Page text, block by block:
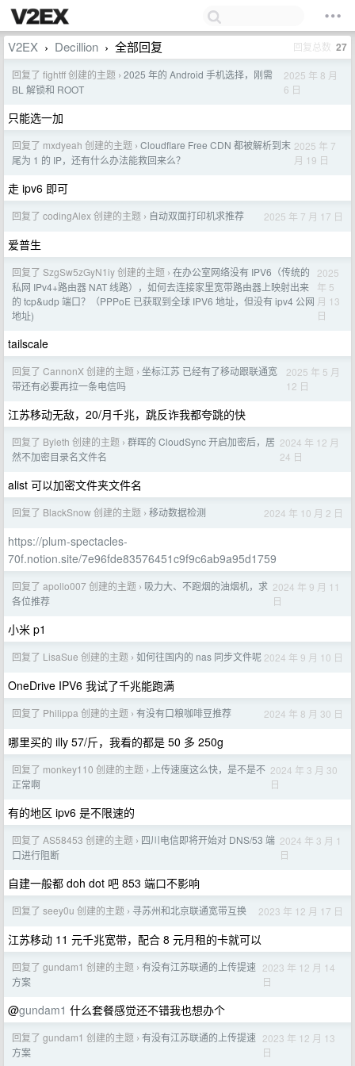
V2EX › Decillion › 全部回复 回复总数 27
回复了 fightff 创建的主题 › 2025 年的 Android 手机选择，刚需
BL 解锁和 ROOT
2025 年 8 月
6 日
只能选一加
回复了 mxdyeah 创建的主题 › Cloudflare Free CDN 都被解析到末
尾为 1 的 IP，还有什么办法能救回来么？
2025 年 7
月 19 日
走 ipv6 即可
回复了 codingAlex 创建的主题 › 自动双面打印机求推荐 2025 年 7 月 17 日
爱普生
回复了 SzgSw5zGyN1iy 创建的主题 › 在办公室网络没有 IPV6（传统的
私网 IPv4+路由器 NAT 线路），如何去连接家里宽带路由器上映射出来
的 tcp&udp 端口？（PPPoE 已获取到全球 IPV6 地址，但没有 ipv4 公网
地址)
2025
年 5
月 13
日
tailscale
回复了 CannonX 创建的主题 › 坐标江苏 已经有了移动跟联通宽
带还有必要再拉一条电信吗
2025 年 5 月
12 日
江苏移动无敌，20/月千兆，跳反诈我都夸跳的快
回复了 Byleth 创建的主题 › 群晖的 CloudSync 开启加密后，居
然不加密目录名文件名
2024 年 12 月
24 日
alist 可以加密文件夹文件名
回复了 BlackSnow 创建的主题 › 移动数据检测 2024 年 10 月 2 日
https://plum-spectacles-
70f.notion.site/7e96fde83576451c9f9c6ab9a95d1759
回复了 apollo007 创建的主题 › 吸力大、不跑烟的油烟机，求
各位推荐
2024 年 9 月 11
日
小米 p1
回复了 LisaSue 创建的主题 › 如何往国内的 nas 同步文件呢 2024 年 9 月 10 日
OneDrive IPV6 我试了千兆能跑满
回复了 Philippa 创建的主题 › 有没有口粮咖啡豆推荐 2024 年 8 月 30 日
哪里买的 illy 57/斤，我看的都是 50 多 250g
回复了 monkey110 创建的主题 ›
上传速度这么快，是不是不
正常啊
2024 年 3 月 30
日
有的地区 ipv6 是不限速的
回复了 AS58453 创建的主题 › 四川电信即将开始对 DNS/53 端
口进行阻断
2024 年 3 月 1
日
自建一般都 doh dot 吧 853 端口不影响
回复了 seey0u 创建的主题 › 寻苏州和北京联通宽带互换 2023 年 12 月 17 日
江苏移动 11 元千兆宽带，配合 8 元月租的卡就可以
回复了 gundam1 创建的主题 › 有没有江苏联通的上传提速
方案
2023 年 12 月 14
日
@gundam1 什么套餐感觉还不错我也想办个
回复了 gundam1 创建的主题 › 有没有江苏联通的上传提速
方案
2023 年 12 月 13
日